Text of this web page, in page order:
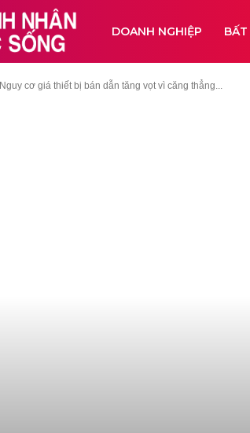
DOANH NGHIỆP
Nguy cơ giá thiết bị bán dẫn tăng vọt vì căng thẳng...